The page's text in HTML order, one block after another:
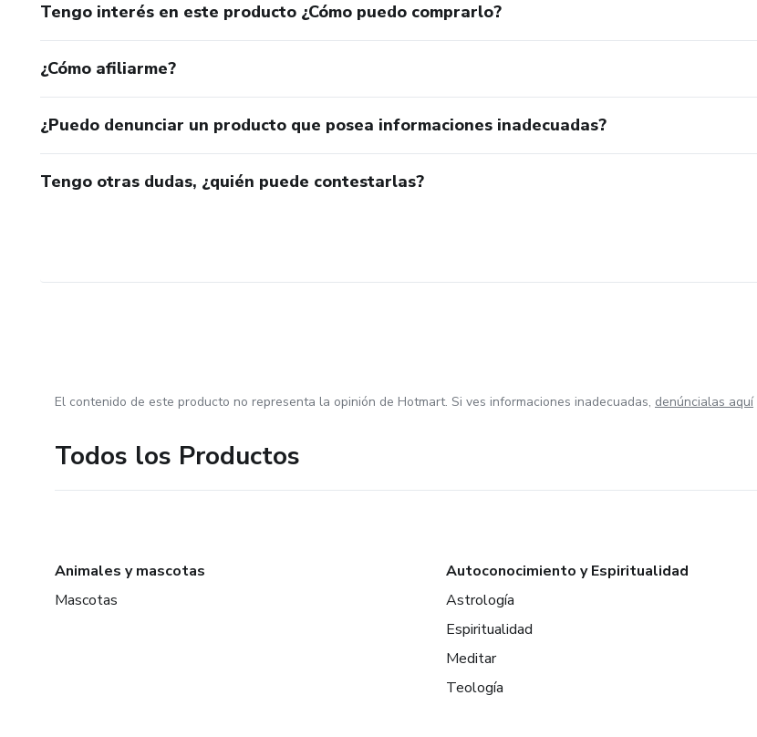
Tengo interés en este producto ¿Cómo puedo comprarlo?
¿Cómo afiliarme?
¿Puedo denunciar un producto que posea informaciones inadecuadas?
Tengo otras dudas, ¿quién puede contestarlas?
El contenido de este producto no representa la opinión de Hotmart. Si ves informaciones inadecuadas, denúncialas aquí
Todos los Productos
Animales y mascotas
Mascotas
Autoconocimiento y Espiritualidad
Astrología
Espiritualidad
Meditar
Teología